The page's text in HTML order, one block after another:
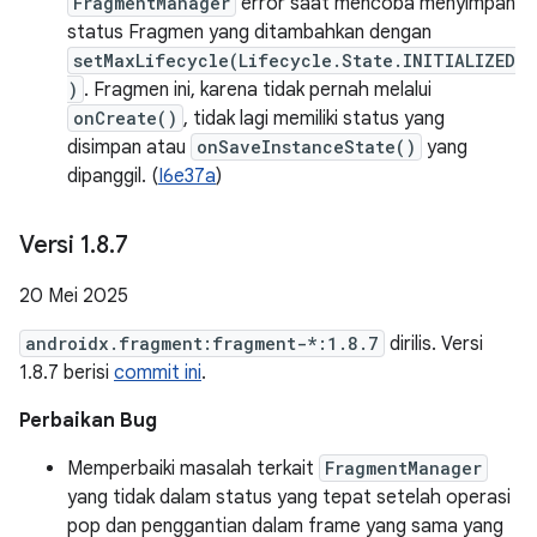
status Fragmen yang ditambahkan dengan
setMaxLifecycle(Lifecycle.State.INITIALIZED
) . Fragmen ini, karena tidak pernah melalui
onCreate() , tidak lagi memiliki status yang
disimpan atau onSaveInstanceState() yang
dipanggil. (I6e37a)
Versi 1.8.7
20 Mei 2025
androidx.fragment:fragment-*:1.8.7 dirilis. Versi
1.8.7 berisi commit ini.
Perbaikan Bug
Memperbaiki masalah terkait FragmentManager
yang tidak dalam status yang tepat setelah operasi
pop dan penggantian dalam frame yang sama yang